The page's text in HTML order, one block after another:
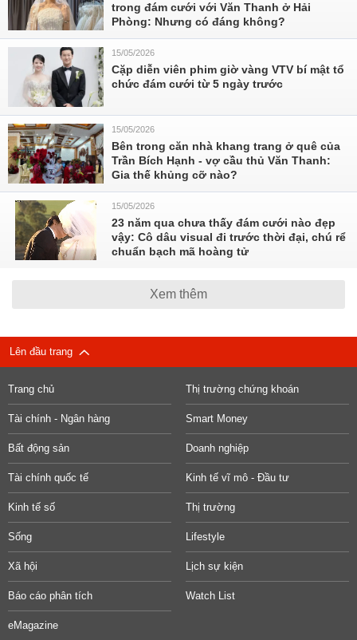
trong đám cưới với Văn Thanh ở Hải
Phòng: Nhưng có đáng không?
15/05/2026
Cặp diễn viên phim giờ vàng VTV bí mật tổ
chức đám cưới từ 5 ngày trước
15/05/2026
Bên trong căn nhà khang trang ở quê của
Trần Bích Hạnh - vợ cầu thủ Văn Thanh:
Gia thế khủng cỡ nào?
15/05/2026
23 năm qua chưa thấy đám cưới nào đẹp
vậy: Cô dâu visual đi trước thời đại, chú rể
chuẩn bạch mã hoàng tử
Xem thêm
Lên đầu trang
Trang chủ Thị trường chứng khoán
Tài chính - Ngân hàng Smart Money
Bất động sản Doanh nghiệp
Tài chính quốc tế Kinh tế vĩ mô - Đầu tư
Kinh tế số Thị trường
Sống Lifestyle
Xã hội Lịch sự kiện
Báo cáo phân tích Watch List
eMagazine